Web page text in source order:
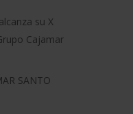
su X
Cajamar
SANTO